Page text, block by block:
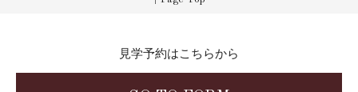
見学予約はこちらから